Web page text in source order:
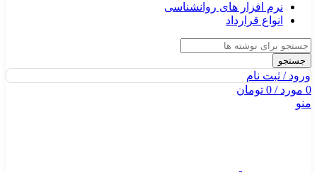
نرم افزار های روانشناسی
انواع قرارداد
جستجو
ورود / ثبت نام
0 مورد/
0 تومان
منو